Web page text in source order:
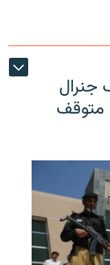
جنرال
متوقف